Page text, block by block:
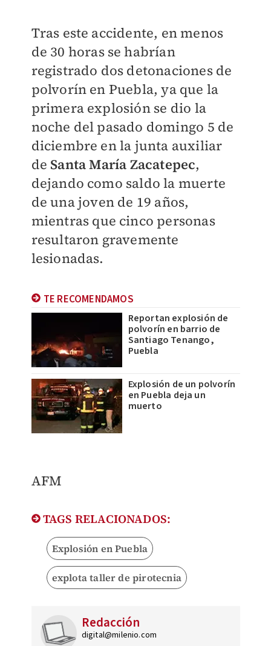
Tras este accidente, en menos
de 30 horas se habrían
registrado dos detonaciones de
polvorín en Puebla, ya que la
primera explosión se dio la
noche del pasado domingo 5 de
diciembre en la junta auxiliar
de Santa María Zacatepec,
dejando como saldo la muerte
de unajoven de 19 años,
mientras que cinco personas
resultaron gravemente
lesionadas.
TE RECOMENDAMOS
Reportan explosión de
polvorín en barrio de
Santiago Tenango,
Puebla
Explosión de un polvorín
en Puebla deja un
muerto
AFM
TAGS RELACIONADOS:
Explosión en Puebla
explota taller de pirotecnia
Redacción
digital@milenio.com